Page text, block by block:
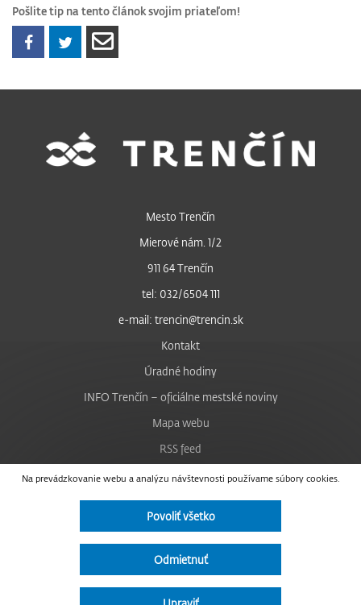
Pošlite tip na tento článok svojim priateľom!
Na prevádzkovanie webu a analýzu návštevnosti používame súbory cookies.
Povoliť všetko
Odmietnuť
Mesto Trenčín
Mierové nám. 1/2
911 64 Trenčín
tel: 032/6504 111
e-mail: trencin@trencin.sk
Kontakt
Úradné hodiny
INFO Trenčín – oficiálne mestské noviny
Mapa webu
RSS feed
Nastavenie cookies
Facebook
Instagram
Vyhlásenie o prístupnosti